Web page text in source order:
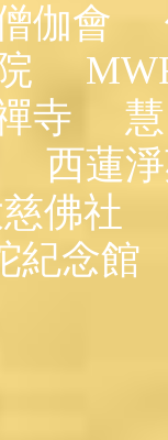
伽會
寺
西蓮
佛社
紀念館